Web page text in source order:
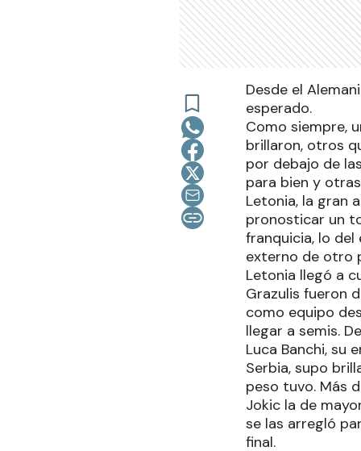
Desde el
esperado.
Como siempre,
brillaron, otros
por debajo de
para bien y
Letonia, la gran
pronosticar un
franquicia, lo
externo de otro
Letonia llegó a
Grazulis fueron
como equipo
llegar a semis.
Luca Banchi, su
Serbia, supo
peso tuvo. Más
Jokic la de
se las arregló
final.